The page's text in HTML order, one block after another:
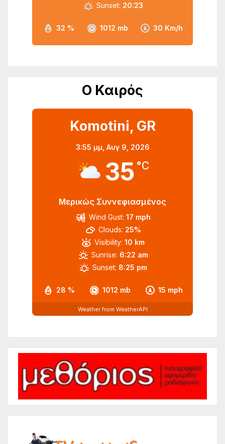
32 % 1012 mb 30 Km/h
Sunset: 20:23
Ο Καιρός
Komotini, GR
3:55 μμ, Αυγ 9, 2026
35 °C
Μερικώς Συννεφιασμένος
28 % 1012 mb 15 mph
Wind Gust: 17 mph
Clouds: 25%
Visibility: 10 km
Sunrise: 6:22 am
Sunset: 8:25 pm
Weather from WeatherAPI